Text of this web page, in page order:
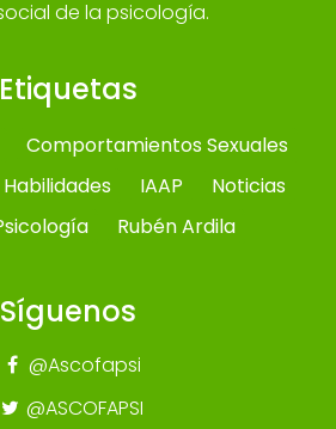
de la psicología.
Etiquetas
Comportamientos Sexuales
Habilidades IAAP
Noticias
Rubén Ardila
Síguenos
@Ascofapsi
@ASCOFAPSI